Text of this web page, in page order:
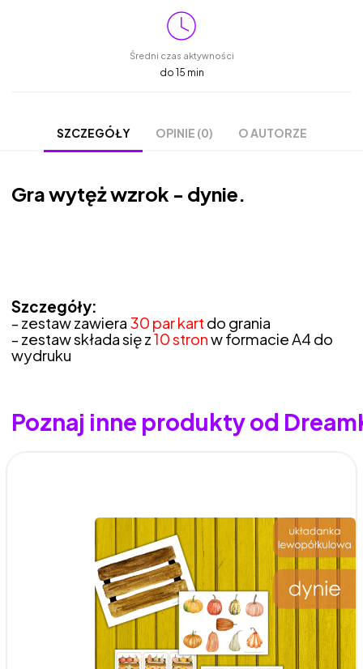
Średni czas aktywności
do 15 min
SZCZEGÓŁY OPINIE (0) O AUTORZE
Gra wytęż wzrok - dynie.
Szczegóły:
- zestaw zawiera 30 par kart do grania
- zestaw składa się z10 stronw formacie A4 do
wydruku
Poznaj inne produkty od